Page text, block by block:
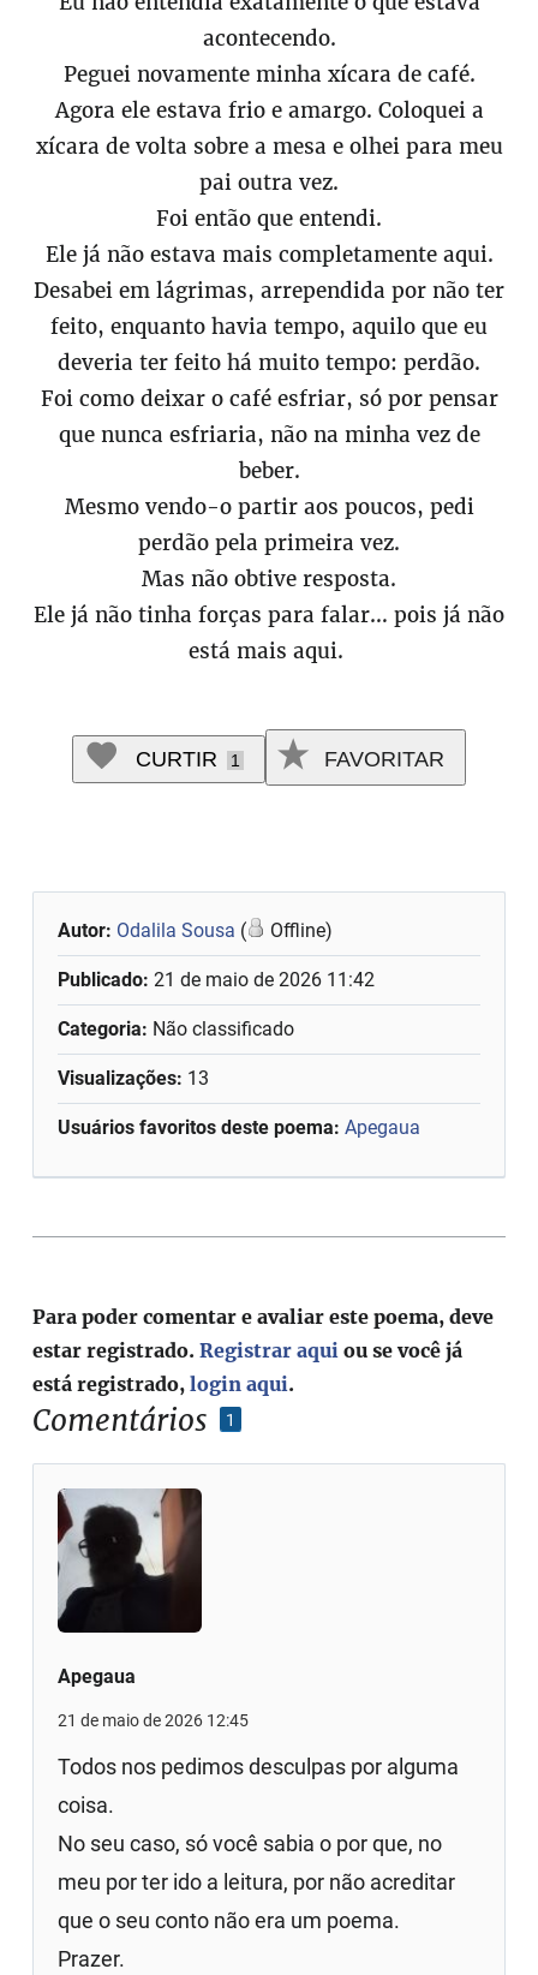
acontecendo.
Peguei novamente minha xícara de café.
Agora ele estava frio e amargo. Coloquei a
xícara de volta sobre a mesa e olhei para meu
pai outra vez.
Foi então que entendi.
Ele já não estava mais completamente aqui.
Desabei em lágrimas, arrependida por não ter
feito, enquanto havia tempo, aquilo que eu
deveria ter feito há muito tempo: perdão.
Foi como deixar o café esfriar, só por pensar
que nunca esfriaria, não na minha vez de
beber.
Mesmo vendo-o partir aos poucos, pedi
perdão pela primeira vez.
Mas não obtive resposta.
Ele já não tinha forças para falar… pois já não
está mais aqui.
CURTIR 1 FAVORITAR
Autor: Odalila Sousa ( Offline)
Publicado:21 de maio de 2026 11:42
Categoria: Não classificado
Visualizações: 13
Usuários favoritos deste poema: Apegaua
Comentários 1
Apegaua
21 de maio de 2026 12:45
Todos nos pedimos desculpas por alguma
coisa.
No seu caso, só você sabia o por que, no
meu por ter ido a leitura, por não acreditar
que o seu conto não era um poema.
Prazer.
Para poder comentar e avaliar este poema, deve
estar registrado.Registrar aqui ou se você já
está registrado,login aqui.